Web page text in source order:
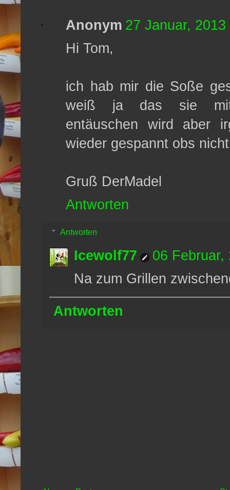
Anonym 27 Januar, 2013
Hi Tom,
ich hab mir die Soße
weiß ja das sie mit
entäuschen wird aber
wieder gespannt obs
Gruß DerMadel
Antworten
Antworten
Icewolf77
06 Februar,
Na zum Grillen
Antworten